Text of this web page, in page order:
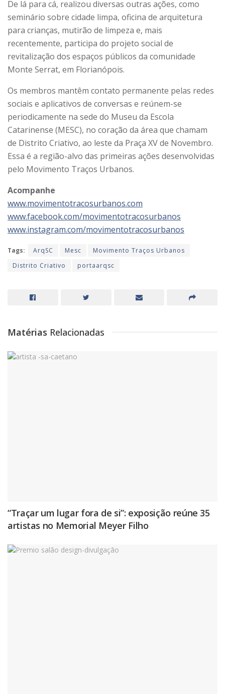
De lá para cá, realizou diversas outras ações, como
seminário sobre cidade limpa, oficina de arquitetura
para crianças, mutirão de limpeza e, mais
recentemente, participa do projeto social de
revitalização dos espaços públicos da comunidade
Monte Serrat, em Florianópois.
Os membros mantêm contato permanente pelas redes
sociais e aplicativos de conversas e reúnem-se
periodicamente na sede do Museu da Escola
Catarinense (MESC), no coração da área que chamam
de Distrito Criativo, ao leste da Praça XV de Novembro.
Essa é a região-alvo das primeiras ações desenvolvidas
pelo Movimento Traços Urbanos.
Acompanhe
www.movimentotracosurbanos.com
www.facebook.com/movimentotracosurbanos
www.instagram.com/movimentotracosurbanos
Tags: ArqSC Mesc
Movimento Traços Urbanos
Distrito Criativo
portaarqsc
Matérias Relacionadas
“Traçar um lugar fora de si”: exposição reúne 35
artistas no Memorial Meyer Filho